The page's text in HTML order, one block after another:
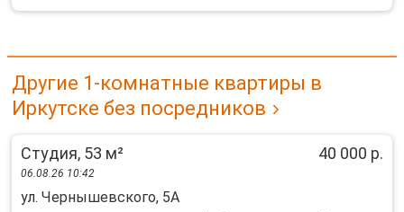
Другие 1-комнатные квартиры в
Иркутске без посредников
Студия, 53 м² 40 000 р.
06.08.26 10:42
ул. Чернышевского, 5А